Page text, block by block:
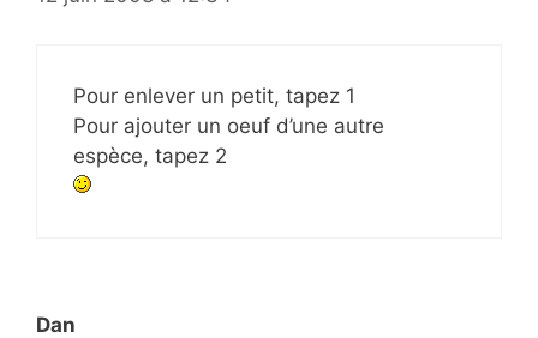
Pour enlever un petit, tapez 1
Pour ajouter un oeuf d’une autre
espèce, tapez 2
Dan